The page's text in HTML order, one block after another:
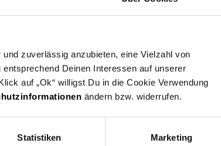
zuverlässig anzubieten, eine Vielzahl von
Deinen Interessen auf unserer
auf „Ok“ willigst Du in die Cookie Verwendung
ändern bzw. widerrufen.
Statistiken Marketing
Essen mit Familie oder Freunden oder schmelzen
Thermostat ermöglicht es Ihnen, die
Gabeln sind sehr praktisch für die
Markern wissen Sie, welche Gabel Ihre ist.